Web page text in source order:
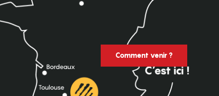
Comment venir ?